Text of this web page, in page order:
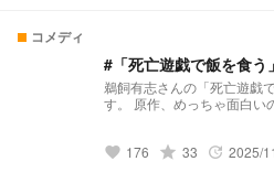
コメディ
#「死亡遊戯で飯を食う
鵜飼有志さんの「死亡遊戯
す。 原作、めっちゃ面白い
でね(^^)🖕」
favorite 176 grade 33 update 2025/